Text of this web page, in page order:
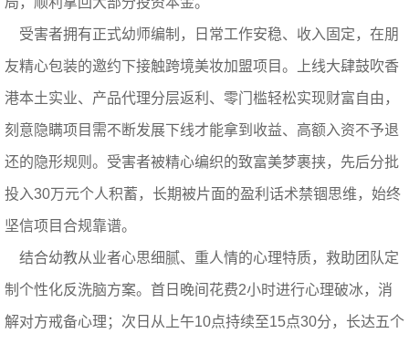
受害者拥有正式幼师编制，日常工作安稳、收入固定，在朋
友精心包装的邀约下接触跨境美妆加盟项目。上线大肆鼓吹香
港本土实业、产品代理分层返利、零门槛轻松实现财富自由，
刻意隐瞒项目需不断发展下线才能拿到收益、高额入资不予退
还的隐形规则。受害者被精心编织的致富美梦裹挟，先后分批
投入30万元个人积蓄，长期被片面的盈利话术禁锢思维，始终
坚信项目合规靠谱。
结合幼教从业者心思细腻、重人情的心理特质，救助团队定
制个性化反洗脑方案。首日晚间花费2小时进行心理破冰，消
解对方戒备心理；次日从上午10点持续至15点30分，长达五个